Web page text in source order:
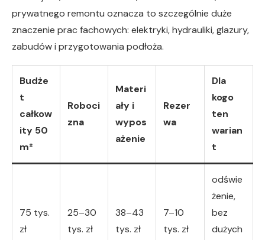
prywatnego remontu oznacza to szczególnie duże
znaczenie prac fachowych: elektryki, hydrauliki, glazury,
zabudów i przygotowania podłoża.
Budże
t
całkow
ity 50
m²
Roboci
zna
Materi
ały i
wypos
ażenie
Rezer
wa
Dla
kogo
ten
warian
t
75 tys.
zł
25–30
tys. zł
38–43
tys. zł
7–10
tys. zł
odświe
żenie,
bez
dużych